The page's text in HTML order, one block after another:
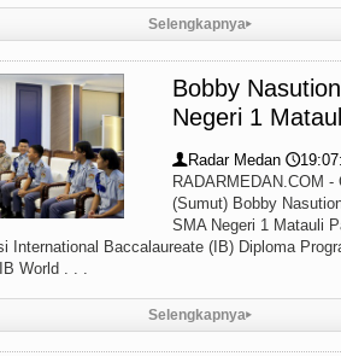
Selengkapnya▸
Bobby
Negeri 1
👤 Radar Medan 🕔
RADARMEDAN.COM -
(Sumut) Bobby
SMA Negeri 1 Matauli
International Baccalaureate (IB) Diploma
World . . .
Selengkapnya▸